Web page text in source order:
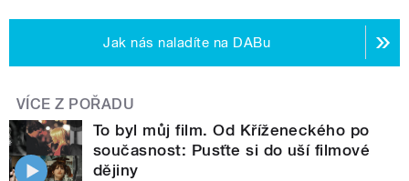
Jak nás naladíte na DABu
VÍCE Z POŘADU
To byl můj film. Od Kříženeckého po
současnost: Pusťte si do uší filmové
dějiny